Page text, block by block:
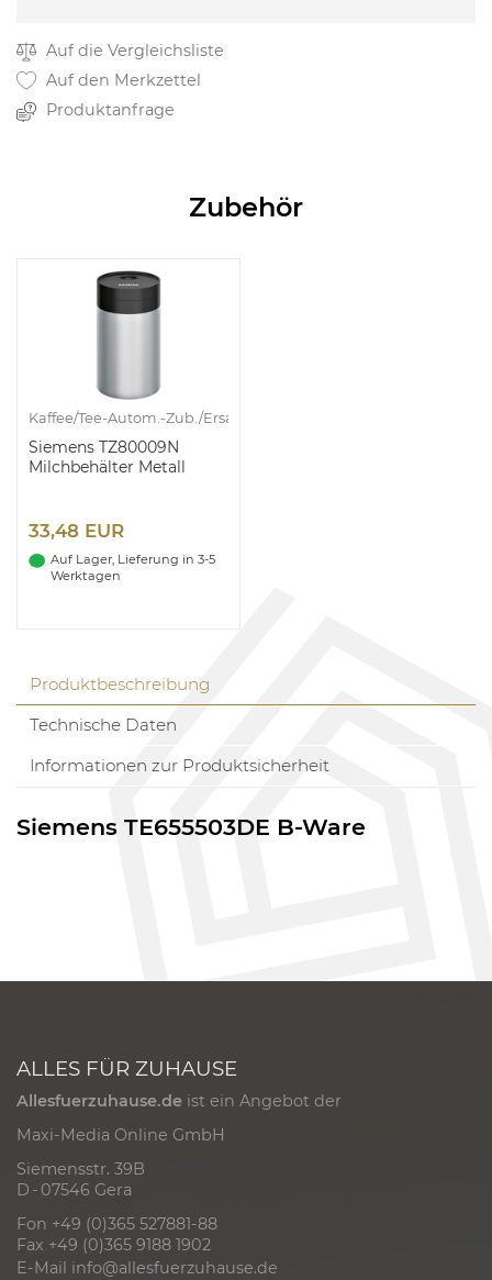
Auf die Vergleichsliste
Auf den Merkzettel
Produktanfrage
Zubehör
Kaffee/Tee-Autom.-Zub./Ersatzkanne
Siemens TZ80009N
Milchbehälter Metall
33,48 EUR
Auf Lager, Lieferung in 3-5
Werktagen
Produktbeschreibung
Technische Daten
Informationen zur Produktsicherheit
Siemens TE655503DE B-Ware
ALLES FÜR ZUHAUSE
Allesfuerzuhause.de ist ein Angebot der
Maxi-Media Online GmbH
Siemensstr. 39B
D - 07546 Gera
Fon +49 (0)365 527881-88
Fax +49 (0)365 9188 1902
E-Mail info@allesfuerzuhause.de